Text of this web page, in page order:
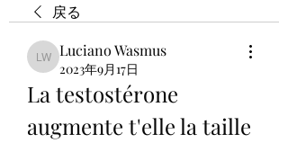
戻る
Luciano Wasmus
Luciano Wasmus
2023年9月17日
La testostérone
augmente t'elle la taille